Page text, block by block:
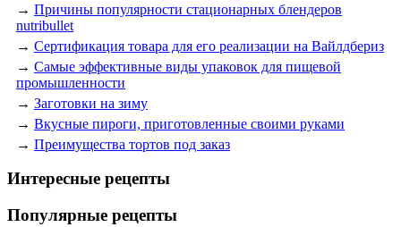
→ Причины популярности стационарных блендеров
nutribullet
→ Сертификация товара для его реализации на Вайлдбериз
→ Самые эффективные виды упаковок для пищевой
промышленности
→ Заготовки на зиму
→ Вкусные пироги, приготовленные своими руками
→ Преимущества тортов под заказ
Интересные рецепты
Популярные рецепты